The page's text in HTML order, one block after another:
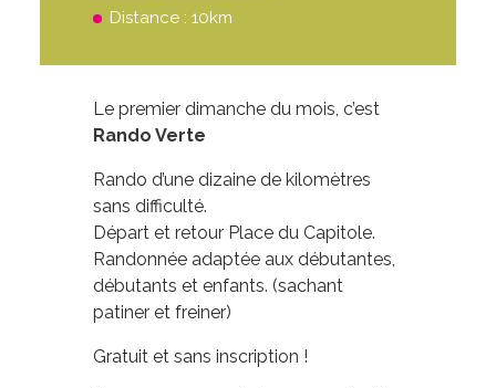
Distance : 10km
Le premier dimanche du mois, c’est
Rando Verte
Rando d’une dizaine de kilomètres
sans difficulté.
Départ et retour Place du Capitole.
Randonnée adaptée aux débutantes,
débutants et enfants. (sachant
patiner et freiner)
Gratuit et sans inscription !